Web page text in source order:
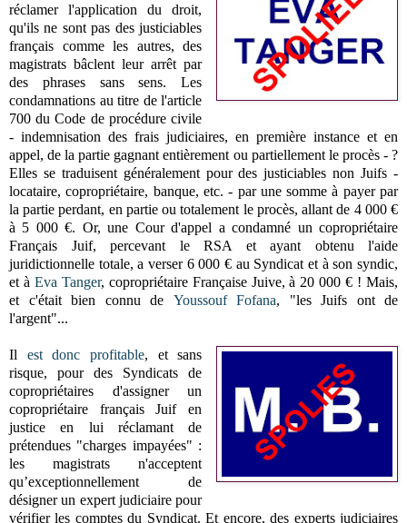
réclamer l'application du droit,
qu'ils ne sont pas des justiciables
français comme les autres, des
magistrats bâclent leur arrêt par
des phrases sans sens. Les
condamnations au titre de l'article
700 du Code de procédure civile
- indemnisation des frais judiciaires, en première instance et en
appel, de la partie gagnant entièrement ou partiellement le procès - ?
Elles se traduisent généralement pour des justiciables non Juifs -
locataire, copropriétaire, banque, etc. - par une somme à payer par
la partie perdant, en partie ou totalement le procès, allant de 4 000 €
à 5 000 €. Or, une Cour d'appel a condamné un copropriétaire
Français Juif, percevant le RSA et ayant obtenu l'aide
juridictionnelle totale, a verser 6 000 € au Syndicat et à son syndic,
et à Eva Tanger, copropriétaire Française Juive, à 20 000 € ! Mais,
et c'était bien connu de Youssouf Fofana, "les Juifs ont de
l'argent"...
Il est donc profitable, et sans
risque, pour des Syndicats de
copropriétaires d'assigner un
copropriétaire français Juif en
justice en lui réclamant de
prétendues "charges impayées" :
les magistrats n'acceptent
qu’exceptionnellement de
désigner un expert judiciaire pour
vérifier les comptes du Syndicat. Et encore, des experts judiciaires